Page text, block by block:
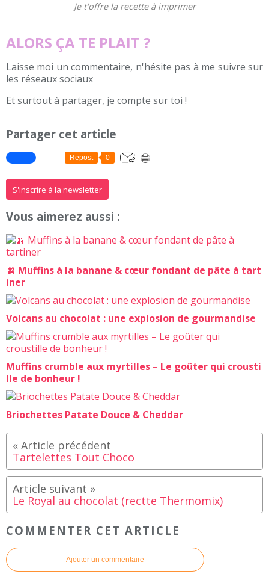
Je t'offre la recette à imprimer
ALORS ÇA TE PLAIT ?
Laisse moi un commentaire, n'hésite pas à me suivre sur
les réseaux sociaux
Et surtout à partager, je compte sur toi !
Partager cet article
Repost 0
S'inscrire à la newsletter
Vous aimerez aussi :
🍌 Muffins à la banane & cœur fondant de pâte à tart
iner
Volcans au chocolat : une explosion de gourmandise
Muffins crumble aux myrtilles – Le goûter qui crousti
lle de bonheur !
Briochettes Patate Douce & Cheddar
Tartelettes Tout Choco
Le Royal au chocolat (rectte Thermomix)
COMMENTER CET ARTICLE
Ajouter un commentaire